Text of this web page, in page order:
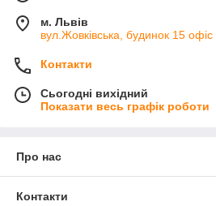
м. Львів
вул.Жовківська, будинок 15 офіс
Контакти
Сьогодні вихідний
Показати весь графік роботи
Про нас
Контакти